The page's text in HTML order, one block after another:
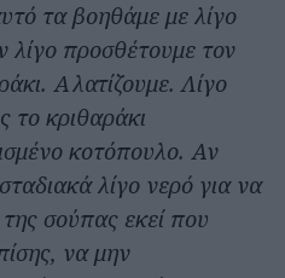
τα βοηθάμε με λίγο
προσθέτουμε τον
Αλατίζουμε. Λίγο
το κριθαράκι
κοτόπουλο. Αν
λίγο νερό για να
σούπας εκεί που
να μην